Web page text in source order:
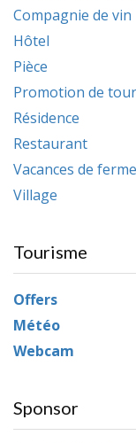
Compagnie de vin
Hôtel
Pièce
Promotion de
Résidence
Restaurant
Vacances de ferme
Village
Tourisme
Offers
Météo
Webcam
Sponsor